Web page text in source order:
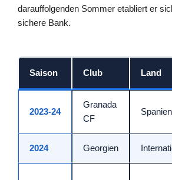
darauffolgenden Sommer etabliert er
sichere Bank.
Saison Club Land
2023‑24
Granada
CF
Spanien
2024 Georgien